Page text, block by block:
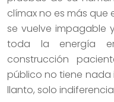
clímax no es más
se vuelve impagable
toda la energía
construcción
público no tiene nada
llanto, solo